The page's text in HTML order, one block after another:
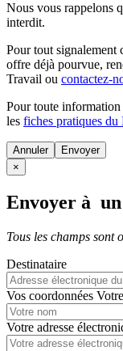
Nous vous rappelons
interdit.
Pour tout signalement
offre déjà pourvue,
Travail ou contactez-
Pour toute
les fiches pratiques
Annuler
×
Envoyer à
Tous les champs sont
Destinataire
Vos coordonnées
Votre adresse